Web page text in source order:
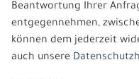
Beantwortung Ihrer
entgegennehmen,
können dem jederzeit
auch unsere